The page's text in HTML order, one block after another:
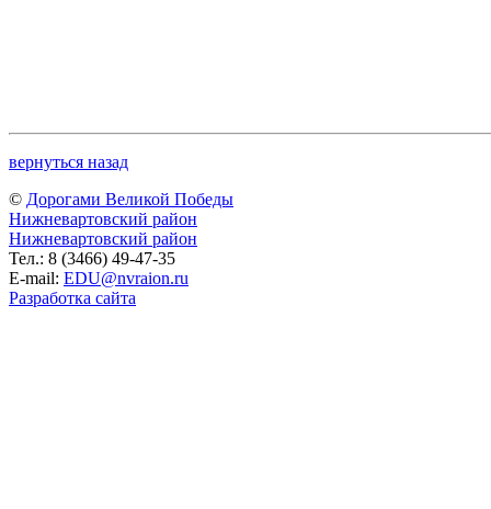
вернуться назад
© Дорогами Великой Победы
Нижневартовский район
Нижневартовский район
Тел.: 8 (3466) 49-47-35
E-mail: EDU@nvraion.ru
Разработка сайта